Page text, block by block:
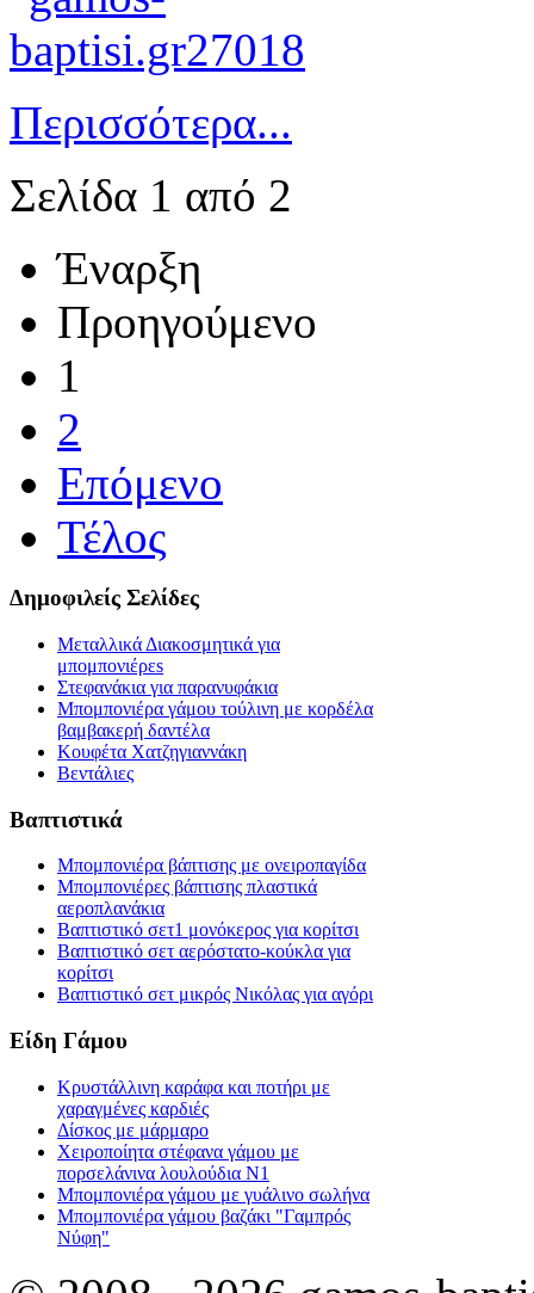
Περισσότερα...
Σελίδα 1 από 2
Έναρξη
Προηγούμενο
1
2
Επόμενο
Τέλος
Δημοφιλείς Σελίδες
Μεταλλικά Διακοσμητικά για
μπομπονιέρεs
Στεφανάκια για παρανυφάκια
Μπομπονιέρα γάμου τούλινη με κορδέλα
βαμβακερή δαντέλα
Κουφέτα Χατζηγιαννάκη
Βεντάλιες
Βαπτιστικά
Μπομπονιέρα βάπτισης με ονειροπαγίδα
Μπομπονιέρες βάπτισης πλαστικά
αεροπλανάκια
Βαπτιστικό σετ1 μονόκερος για κορίτσι
Βαπτιστικό σετ αερόστατο-κούκλα για
κορίτσι
Βαπτιστικό σετ μικρός Νικόλας για αγόρι
Είδη Γάμου
Κρυστάλλινη καράφα και ποτήρι με
χαραγμένες καρδιές
Δίσκος με μάρμαρο
Χειροποίητα στέφανα γάμου με
πορσελάνινα λουλούδια Ν1
Μπομπονιέρα γάμου με γυάλινο σωλήνα
Μπομπονιέρα γάμου βαζάκι "Γαμπρός
Νύφη"